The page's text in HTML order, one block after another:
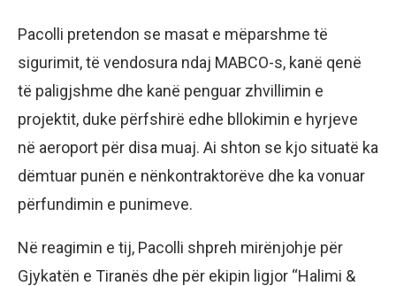
Pacolli pretendon se masat e mëparshme të
sigurimit, të vendosura ndaj MABCO-s, kanë qenë
të paligjshme dhe kanë penguar zhvillimin e
projektit, duke përfshirë edhe bllokimin e hyrjeve
në aeroport për disa muaj. Ai shton se kjo situatë ka
dëmtuar punën e nënkontraktorëve dhe ka vonuar
përfundimin e punimeve.
Në reagimin e tij, Pacolli shpreh mirënjohje për
Gjykatën e Tiranës dhe për ekipin ligjor “Halimi &